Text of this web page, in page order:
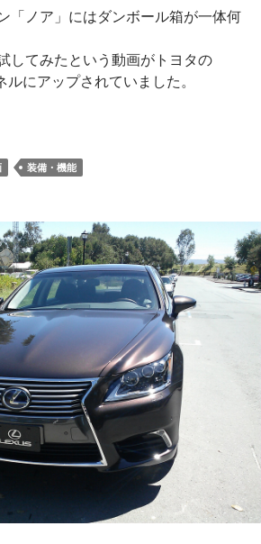
「ノア」にはダンボール箱が一体何
してみたという動画がトヨタの
ルにアップされていました。
装備・機能